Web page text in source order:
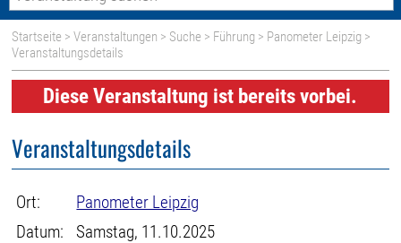
Startseite >Veranstaltungen > Suche > Führung > Panometer Leipzig >
Veranstaltungsdetails
Diese Veranstaltung ist bereits vorbei.
Veranstaltungsdetails
Ort:
Panometer Leipzig
Datum:
Samstag, 11.10.2025